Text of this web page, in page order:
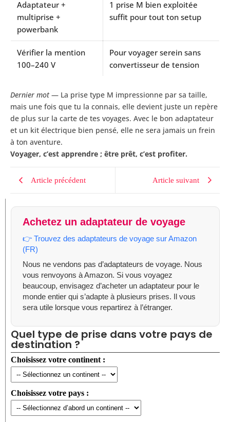
Adaptateur +
multiprise +
powerbank
1 prise M bien exploitée
suffit pour tout ton setup
Vérifier la mention
100–240 V
Pour voyager serein sans
convertisseur de tension
Dernier mot— La prise type M impressionne par sa taille,
mais une fois que tu la connais, elle devient juste un repère
de plus sur la carte de tes voyages. Avec le bon adaptateur
et un kit électrique bien pensé, elle ne sera jamais un frein
à ton aventure.
Voyager, c’est apprendre ; être prêt, c’est profiter.
Article précédent Article suivant
Achetez un adaptateur de voyage
👉 Trouvez des adaptateurs de voyage sur Amazon
(FR)
Nous ne vendons pas d’adaptateurs de voyage. Nous
vous renvoyons à Amazon. Si vous voyagez
beaucoup, envisagez d’acheter un adaptateur pour le
monde entier qui s’adapte à plusieurs prises. Il vous
sera utile lorsque vous repartirez à l’étranger.
Quel type de prise dans votre pays de
destination ?
Choisissez votre continent :
Choisissez votre pays :